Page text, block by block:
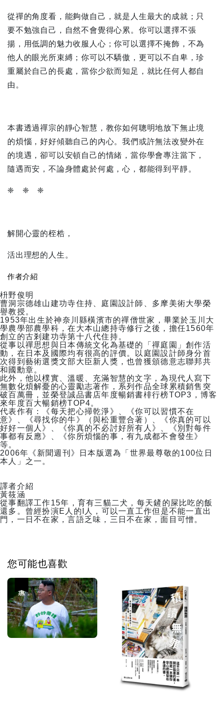
從禪的角度看，能夠做自己，就是人生最大的成就；只
要不勉強自己，自然不會覺得心累。你可以選擇不張
揚，用低調的魅力收服人心；你可以選擇不掩飾，不為
他人的眼光所束縛；你可以不驕傲，更可以不自卑，珍
重屬於自己的長處，當你少欲而知足，就比任何人都自
由。
本書透過禪宗的靜心智慧，教你如何聰明地放下無止境
的煩惱，好好傾聽自己的內心。我們或許無法改變外在
的境遇，卻可以安頓自己的情緒，當你學會專注當下，
隨遇而安，不論身體處於何處，心，都能得到平靜。
❈ ❈ ❈
解開心靈的桎梏，
活出理想的人生。
作者介紹
枡野俊明
曹洞宗德雄山建功寺住持、庭園設計師、多摩美術大學榮
譽教授。
1953年出生於神奈川縣橫濱市的禪僧世家，畢業於玉川大
學農學部農學科，在大本山總持寺修行之後，擔任1560年
創立的古剎建功寺第十八代住持。
從事以禪思想與日本傳統文化為基礎的「禪庭園」創作活
動，在日本及國際均有很高的評價。以庭園設計師身分首
次得到藝術選獎文部大臣新人獎，也曾獲頒德意志聯邦共
和國勳章。
此外，他以樸實、溫暖、充滿智慧的文字，為現代人寫下
無數化煩解憂的心靈勵志著作，系列作品全球累積銷售突
破百萬冊，並榮登誠品書店年度暢銷書棑行榜TOP3，博客
來年度百大暢銷榜TOP4。
代表作有：《每天把心掃乾淨》、《你可以習慣不在
意》、《尋找你的牛》（與松重豐合著）、《你真的可以
好好一個人》、《你真的不必討好所有人》、《別對每件
事都有反應》、《你所煩惱的事，有九成都不會發生》
等。
2006年《新聞週刊》日本版選為「世界最尊敬的100位日
本人」之一。
譯者介紹
黃筱涵
從事翻譯工作15年，育有三貓二犬，每天鏟的屎比吃的飯
還多。曾經扮演E人的I人，可以一直工作但是不能一直出
門，一日不在家，言語乏味，三日不在家，面目可憎。
您可能也喜歡